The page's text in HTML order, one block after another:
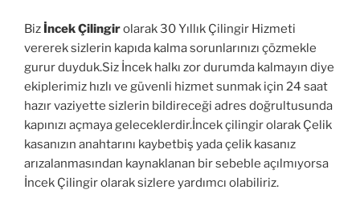
Biz İncek Çilingirolarak 30 Yıllık Çilingir Hizmeti
vererek sizlerin kapıda kalma sorunlarınızı çözmekle
gurur duyduk.Siz İncek halkı zor durumda kalmayın diye
ekiplerimiz hızlı ve güvenli hizmet sunmak için 24 saat
hazır vaziyette sizlerin bildireceği adres doğrultusunda
kapınızı açmaya geleceklerdir.İncek çilingir olarak Çelik
kasanızın anahtarını kaybetbiş yada çelik kasanız
arızalanmasından kaynaklanan bir sebeble açılmıyorsa
İncek Çilingir olarak sizlere yardımcı olabiliriz.